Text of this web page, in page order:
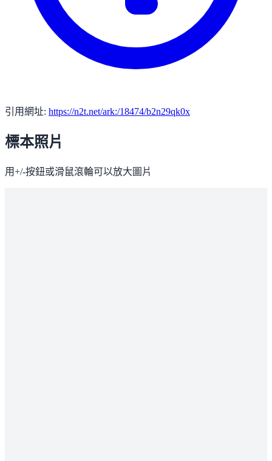
引用網址: https://n2t.net/ark:/18474/b2n29qk0x
標本照片
用+/-按鈕或滑鼠滾輪可以放大圖片